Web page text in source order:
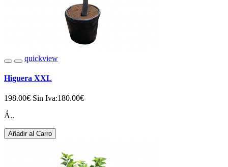
quickview
Higuera XXL
198.00€ Sin Iva:180.00€
Á..
Añadir al Carro